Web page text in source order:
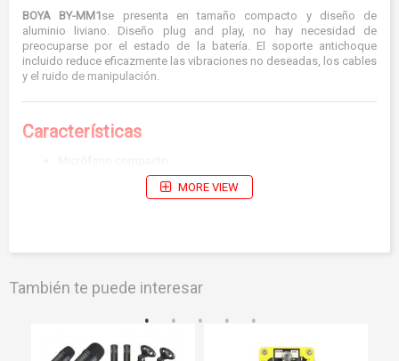
BOYA BY-MM1se presenta en tamaño compacto y diseño de
aluminio liviano. Diseño plug and play, no hay necesidad de
preocuparse por el estado de la batería. El soporte antichoque
incluido reduce eficazmente las vibraciones no deseadas, los cables
y el ruido de manipulación.
Características
Compatible con teléfonos inteligentes, DSLR, videocámaras,
MORE VIEW
También te puede interesar